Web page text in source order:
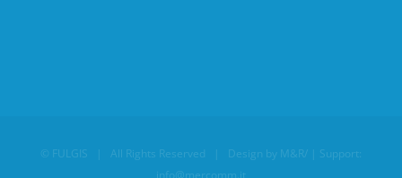
© FULGIS | All Rights Reserved | Design by M&R/ | Support:
info@mercomm.it